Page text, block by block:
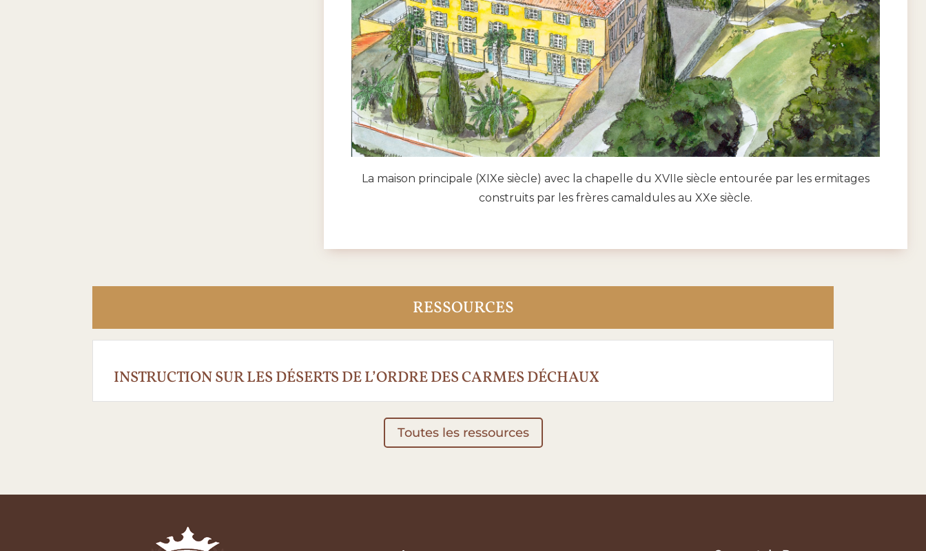
La maison principale (XIXe siècle) avec la chapelle du XVIIe siècle entourée par les ermitages
construits par les frères camaldules au XXe siècle.
RESSOURCES
INSTRUCTION SUR LES DÉSERTS DE L’ORDRE DES CARMES DÉCHAUX
Toutes les ressources